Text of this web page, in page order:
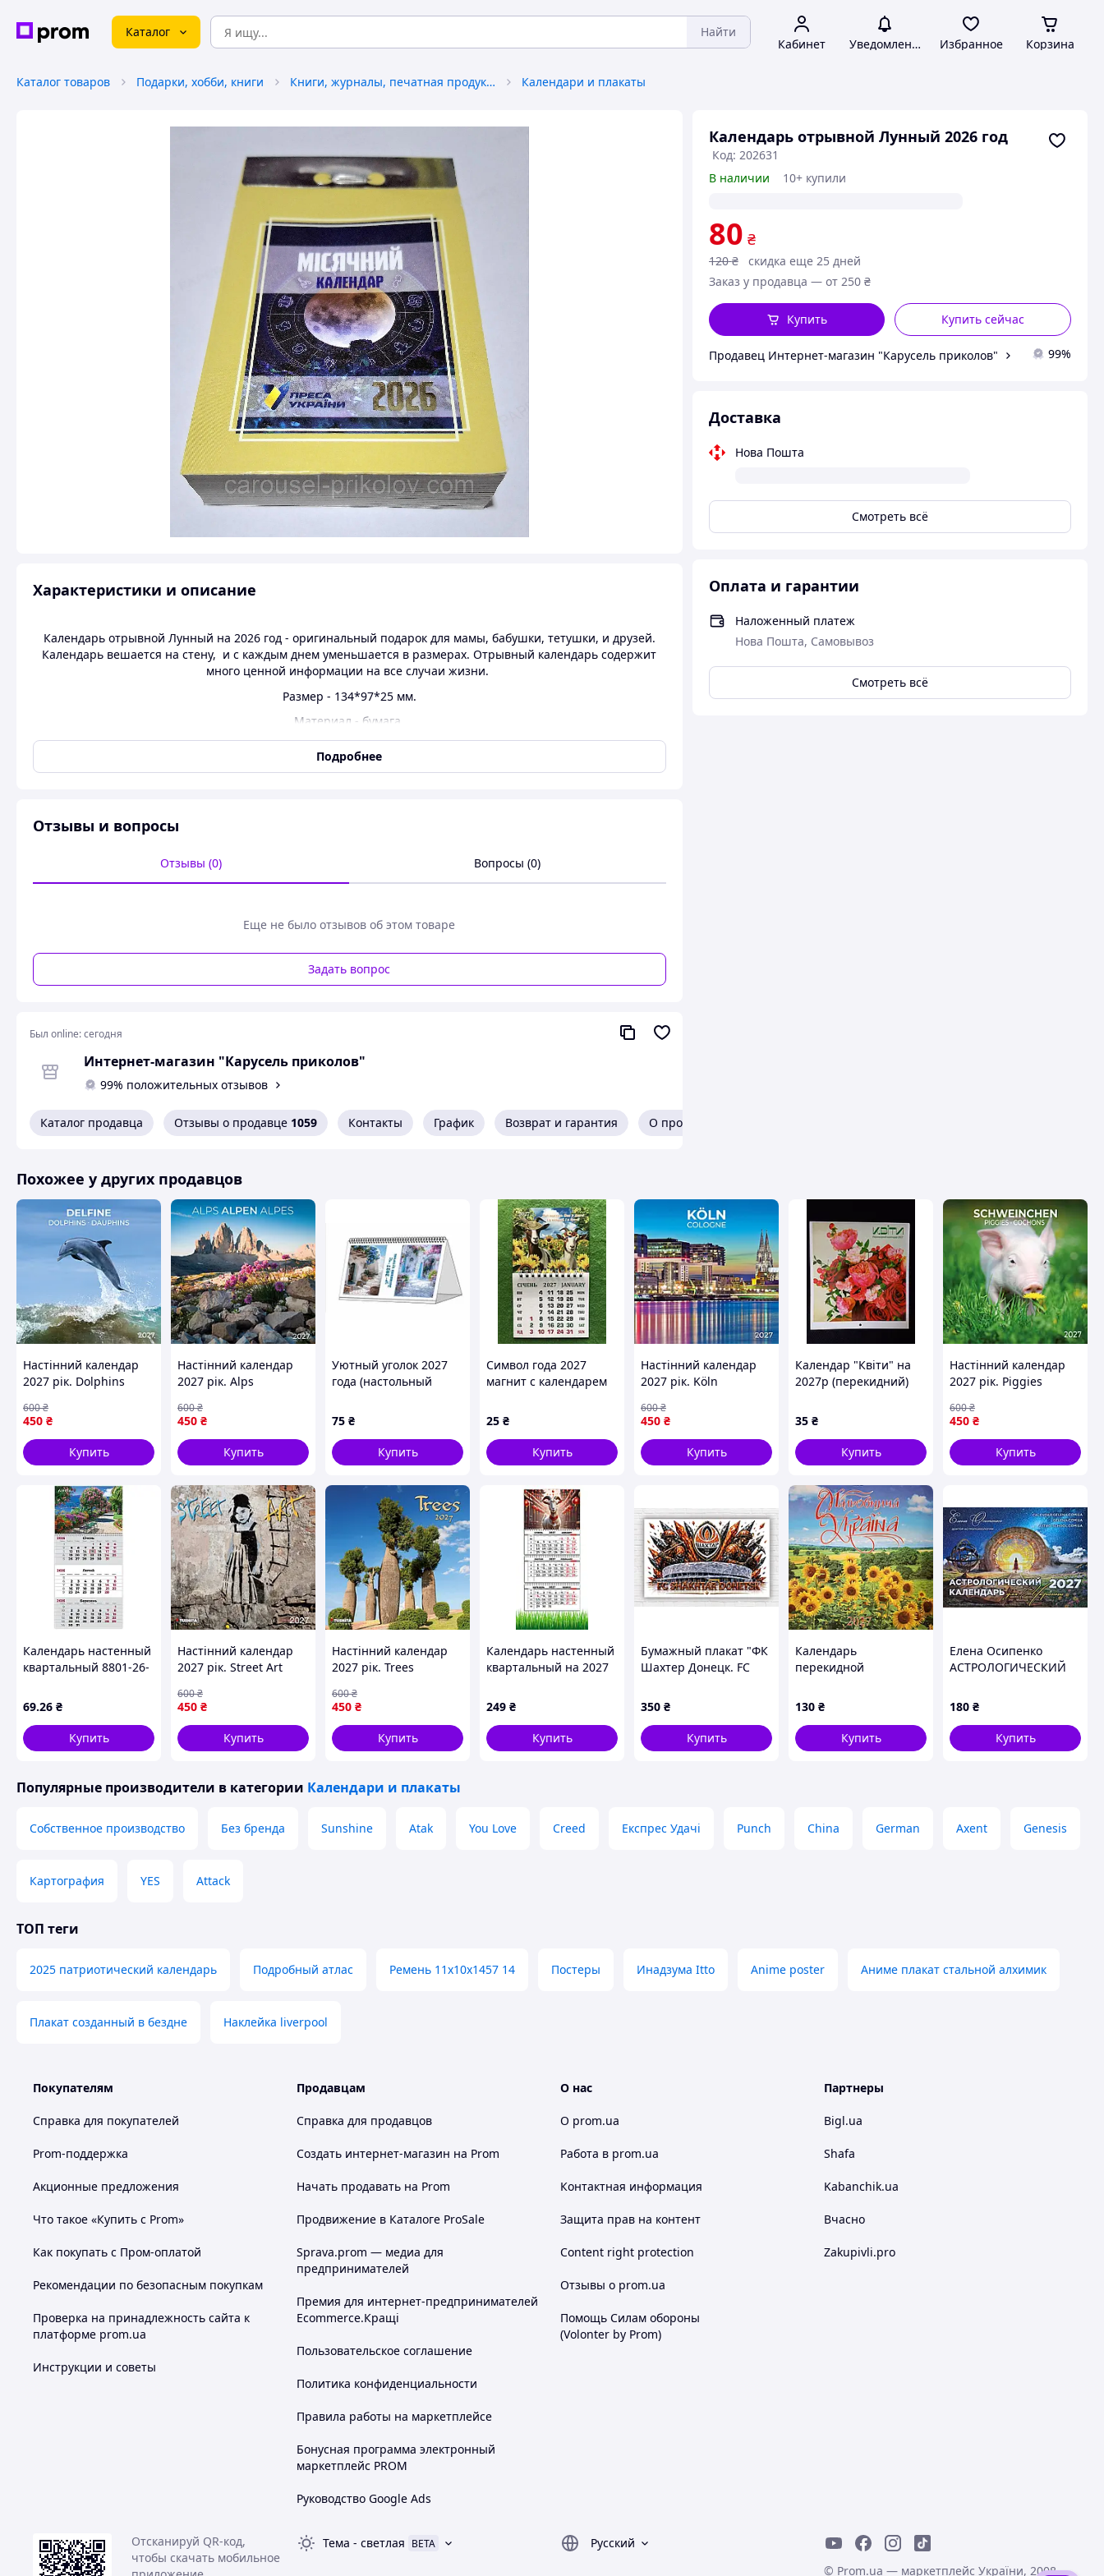
Каталог Найти
Кабинет Уведомления Избранное Корзина
Каталог товаров Подарки, хобби, книги Книги, журналы, печатная продукция Календари и плакаты
Календарь отрывной Лунный 2026 год
Код: 202631
В наличии
10+ купили
80 ₴
120 ₴
скидка еще 25 дней
Заказ у продавца — от 250 ₴
Купить сейчас
Купить
Продавец Интернет-магазин "Карусель приколов" 99%
Доставка
Нова Пошта
Смотреть всё
Оплата и гарантии
Наложенный платеж
Нова Пошта, Самовывоз
Смотреть всё
Характеристики и описание
Календарь отрывной Лунный на 2026 год - оригинальный подарок для мамы, бабушки, тетушки, и друзей.
Календарь вешается на стену, и с каждым днем уменьшается в размерах. Отрывный календарь содержит
много ценной информации на все случаи жизни.
Размер - 134*97*25 мм.
Материал - бумага.
Производитель - Украина.
Подробнее
Отзывы и вопросы
Отзывы (0) Вопросы (0)
Еще не было отзывов об этом товаре
Задать вопрос
Был online:сегодня
Интернет-магазин "Карусель приколов"
99% положительных отзывов
Каталог продавца Отзывы о продавце 1059 Контакты График Возврат и гарантия О продавце
Похожее у других продавцов
Настінний календар
2027 рік. Dolphins
450 ₴
600₴
Купить
Настінний календар
2027 рік. Alps
450 ₴
600₴
Купить
Уютный уголок 2027
года (настольный
75 ₴
Купить
Символ года 2027
магнит с календарем
25 ₴
Купить
Настінний календар
2027 рік. Köln
450 ₴
600₴
Купить
Календар "Квіти" на
2027р (перекидний)
35 ₴
Купить
Настінний календар
2027 рік. Piggies
450 ₴
600₴
Купить
Календарь настенный
квартальный 8801-26-
Gardens 2
69.26 ₴
Купить
Настінний календар
2027 рік. Street Art
450 ₴
600₴
Купить
Настінний календар
2027 рік. Trees
450 ₴
600₴
Купить
Календарь настенный
квартальный на 2027
Apriori, год Козы,
символ года Коза,
29,7х61см , 91 вид
249 ₴
Купить
Бумажный плакат "ФК
Шахтер Донецк. FC
120х75см
350 ₴
Купить
Календарь
перекидной
на 2027 год
подарочный
130 ₴
Купить
Елена Осипенко
АСТРОЛОГИЧЕСКИЙ
Украины
180 ₴
Купить
Популярные производители в категории Календари и плакаты
Собственное производство Без бренда Sunshine Atak You Love Creed Експрес Удачі Punch China German Axent Genesis
Картография YES Attack
ТОП теги
2025 патриотический календарь Подробный атлас Ремень 11х10х1457 14 Постеры Инадзума Itto Anime poster Аниме плакат стальной алхимик
Плакат созданный в бездне Наклейка liverpool
Покупателям
Справка для покупателей
Prom-поддержка
Акционные предложения
Что такое «Купить с Prom»
Как покупать с Пром-оплатой
Рекомендации по безопасным покупкам
Проверка на принадлежность сайта к
платформе prom.ua
Инструкции и советы
Продавцам
Справка для продавцов
Создать интернет-магазин на Prom
Начать продавать на Prom
Продвижение в Каталоге ProSale
Sprava.prom — медиа для
предпринимателей
Премия для интернет-предпринимателей
Ecommerce.Кращі
Пользовательское соглашение
Политика конфиденциальности
Правила работы на маркетплейсе
Бонусная программа электронный
маркетплейс PROM
Руководство Google Ads
О нас
О prom.ua
Работа в prom.ua
Контактная информация
Защита прав на контент
Content right protection
Отзывы о prom.ua
Помощь Силам обороны
(Volonter by Prom)
Партнеры
Bigl.ua
Shafa
Kabanchik.ua
Вчасно
Zakupivli.pro
Отсканируй QR-код,
чтобы скачать мобильное
Тема - светлая BETA
Русский
© Prom.ua — маркетплейс України, 2008-